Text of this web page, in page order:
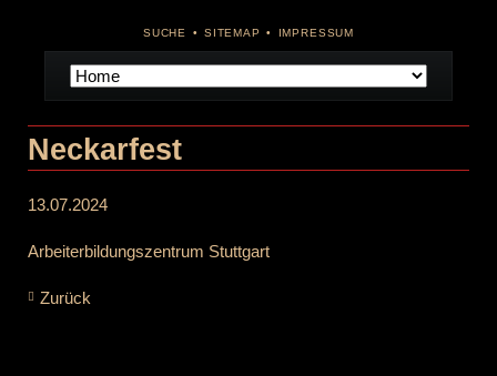
NAVIGATION
SUCHE SITEMAP IMPRESSUM
Navigation
überspringen
Neckarfest
13.07.2024
Arbeiterbildungszentrum Stuttgart
Zurück